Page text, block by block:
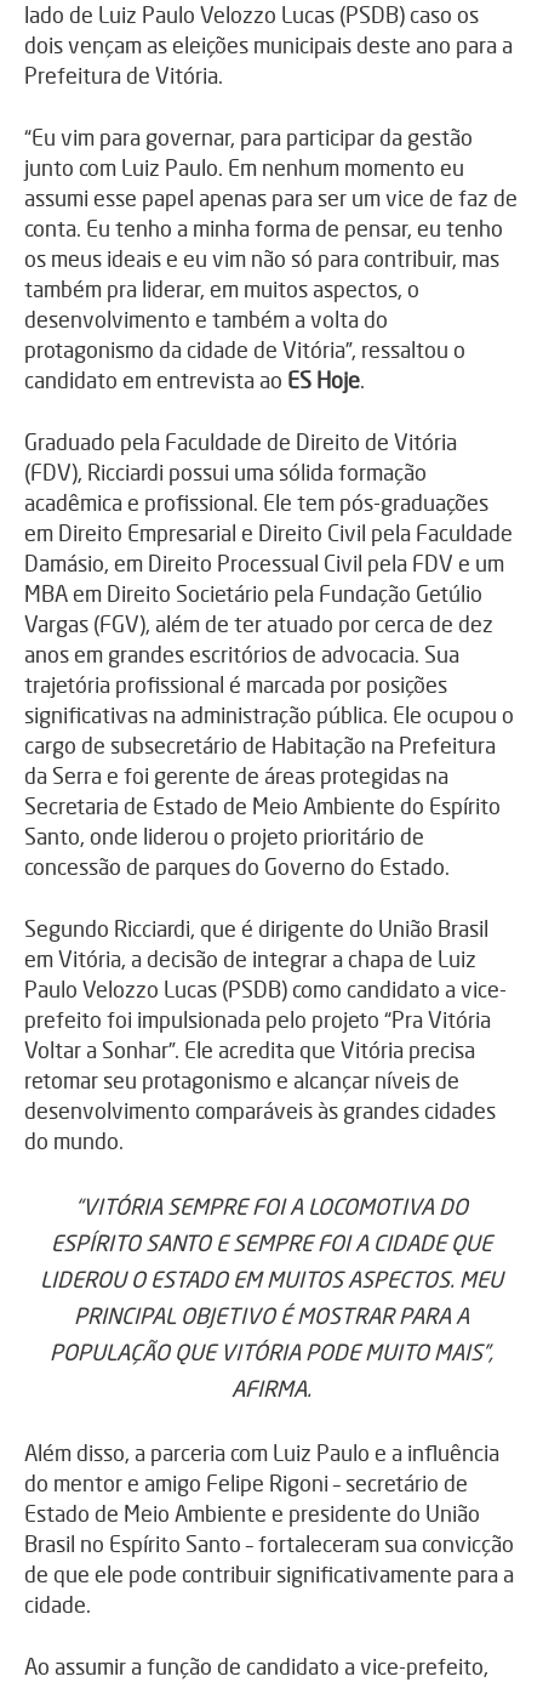
lado de Luiz Paulo Velozzo Lucas (PSDB) caso os
dois vençam as eleições municipais deste ano para a
Prefeitura de Vitória.
“Eu vim para governar, para participar da gestão
junto com Luiz Paulo. Em nenhum momento eu
assumi esse papel apenas para ser um vice de faz de
conta. Eu tenho a minha forma de pensar, eu tenho
os meus ideais e eu vim não só para contribuir, mas
também pra liderar, em muitos aspectos, o
desenvolvimento e também a volta do
protagonismo da cidade de Vitória”, ressaltou o
candidato em entrevista ao ES Hoje.
Graduado pela Faculdade de Direito de Vitória
(FDV), Ricciardi possui uma sólida formação
acadêmica e profissional. Ele tem pós-graduações
em Direito Empresarial e Direito Civil pela Faculdade
Damásio, em Direito Processual Civil pela FDV e um
MBA em Direito Societário pela Fundação Getúlio
Vargas (FGV), além de ter atuado por cerca de dez
anos em grandes escritórios de advocacia. Sua
trajetória profissional é marcada por posições
significativas na administração pública. Ele ocupou o
cargo de subsecretário de Habitação na Prefeitura
da Serra e foi gerente de áreas protegidas na
Secretaria de Estado de Meio Ambiente do Espírito
Santo, onde liderou o projeto prioritário de
concessão de parques do Governo do Estado.
Segundo Ricciardi, que é dirigente do União Brasil
em Vitória, a decisão de integrar a chapa de Luiz
Paulo Velozzo Lucas (PSDB) como candidato a vice-
prefeito foi impulsionada pelo projeto “Pra Vitória
Voltar a Sonhar”. Ele acredita que Vitória precisa
retomar seu protagonismo e alcançar níveis de
desenvolvimento comparáveis às grandes cidades
do mundo.
“VITÓRIA SEMPRE FOI A LOCOMOTIVA DO
ESPÍRITO SANTO E SEMPRE FOI A CIDADE QUE
LIDEROU O ESTADO EM MUITOS ASPECTOS. MEU
PRINCIPAL OBJETIVO É MOSTRAR PARA A
POPULAÇÃO QUE VITÓRIA PODE MUITO MAIS”,
AFIRMA.
Além disso, a parceria com Luiz Paulo e a influência
do mentor e amigo Felipe Rigoni – secretário de
Estado de Meio Ambiente e presidente do União
Brasil no Espírito Santo – fortaleceram sua convicção
de que ele pode contribuir significativamente para a
cidade.
Ao assumir a função de candidato a vice-prefeito,